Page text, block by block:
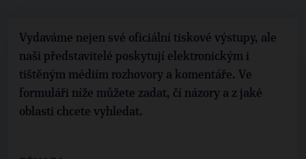
Vydaváme nejen své oficiální tiskové výstupy, ale
naši představitelé poskytují elektronickým i
tištěným médiím rozhovory a komentáře. Ve
formuláři níže můžete zadat, čí názory a z jaké
oblasti chcete vyhledat.